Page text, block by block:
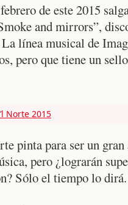
de este 2015
and mirrors”,
línea musical de
pero que tiene un
Norte 2015
pinta para ser un
pero ¿lograrán
Sólo el tiempo lo dirá.